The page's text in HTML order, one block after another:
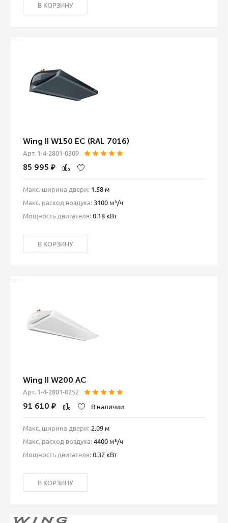
В КОРЗИНУ
Wing II W150 EC (RAL 7016)
Арт. 1-4-2801-0309
85 995 ₽
Макс. ширина двери: 1.58 м
Макс. расход воздуха: 3100 м³/ч
Мощность двигателя:0.18 кВт
В КОРЗИНУ
Wing II W200 AC
Арт. 1-4-2801-0252
91 610 ₽ В наличии
Макс. ширина двери: 2.09 м
Макс. расход воздуха:4400 м³/ч
Мощность двигателя:0.32 кВт
В КОРЗИНУ